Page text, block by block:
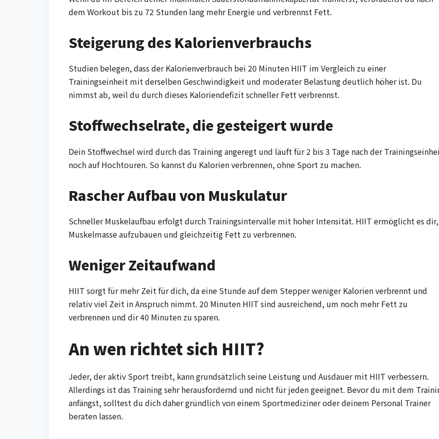
dem Workout bis zu 72 Stunden lang mehr Energie und verbrennst Fett.
Steigerung des Kalorienverbrauchs
Studien belegen, dass der Kalorienverbrauch bei 20 Minuten HIIT im Vergleich zu einer
Trainingseinheit mit derselben Geschwindigkeit und moderater Belastung deutlich höher ist. Du
nimmst ab, weil du durch dieses Kaloriendefizit schneller Fett verbrennst.
Stoffwechselrate, die gesteigert wurde
Dein Stoffwechsel wird durch das Training angeregt und läuft für 2 bis 3 Tage nach der
noch auf Hochtouren. So kannst du Kalorien verbrennen, ohne Sport zu machen.
Rascher Aufbau von Muskulatur
Schneller Muskelaufbau erfolgt durch Trainingsintervalle mit hoher Intensität. HIIT ermöglicht es dir,
Muskelmasse aufzubauen und gleichzeitig Fett zu verbrennen.
Weniger Zeitaufwand
HIIT sorgt für mehr Zeit für dich, da eine Stunde auf dem Stepper weniger Kalorien verbrennt und
relativ viel Zeit in Anspruch nimmt. 20 Minuten HIIT sind ausreichend, um noch mehr Fett zu
verbrennen und dir 40 Minuten zu sparen.
An wen richtet sich HIIT?
Jeder, der aktiv Sport treibt, kann grundsätzlich seine Leistung und Ausdauer mit HIIT verbessern.
Allerdings ist das Training sehr herausfordernd und nicht für jeden geeignet. Bevor du mit dem
anfängst, solltest du dich daher gründlich von einem Sportmediziner oder deinem Personal Trainer
beraten lassen.